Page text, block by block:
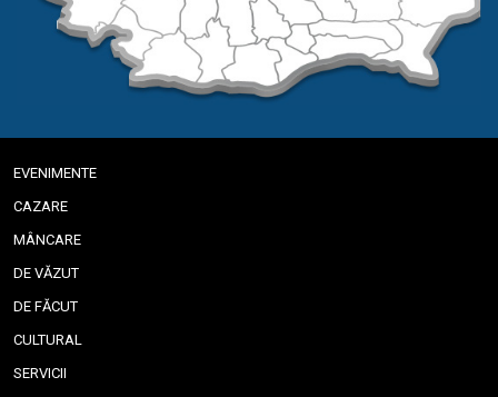
EVENIMENTE
CAZARE
MÂNCARE
DE VĂZUT
DE FĂCUT
CULTURAL
SERVICII